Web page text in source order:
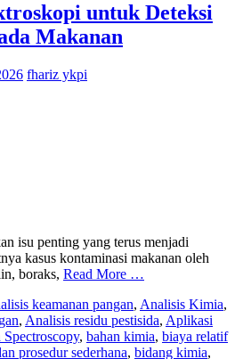
untuk Deteksi
Makanan
fhariz ykpi
isu penting yang terus menjadi
kasus kontaminasi makanan oleh
boraks, Read More …
keamanan pangan, Analisis Kimia,
, Analisis residu pestisida, Aplikasi
, bahan kimia, biaya relatif
prosedur sederhana, bidang kimia,